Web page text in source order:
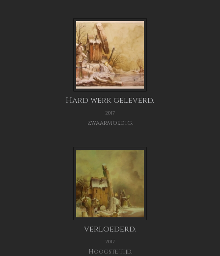
Hard werk geleverd.
2017
zwaarmoedig.
verloederd.
2017
Hoogste tijd.